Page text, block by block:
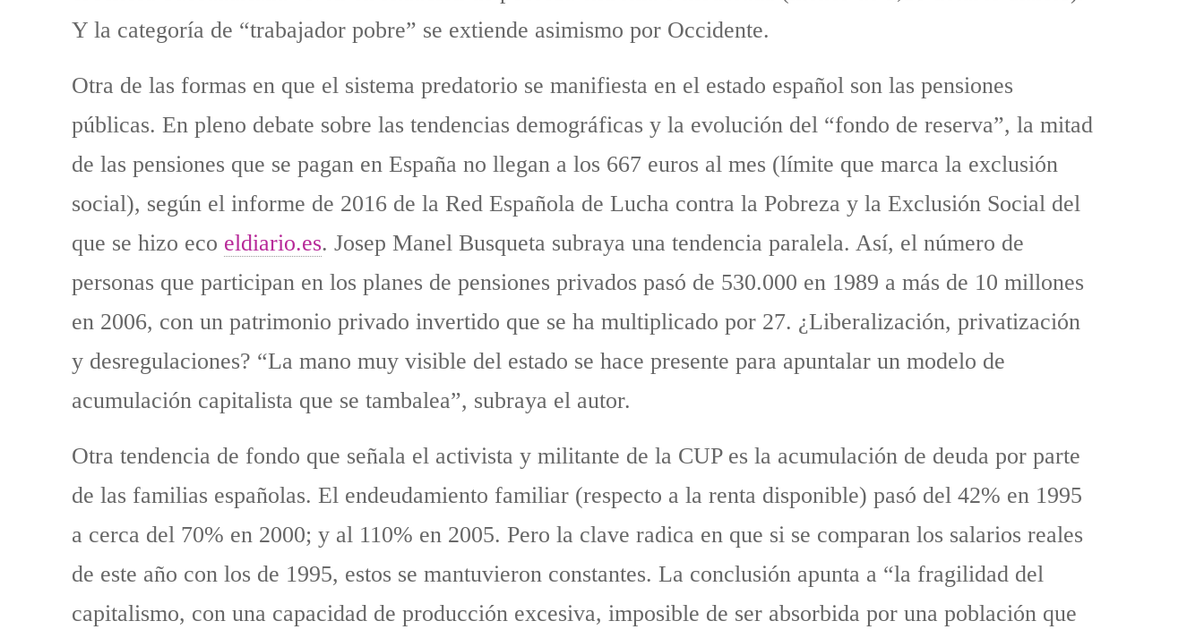
Y la categoría de “trabajador pobre” se extiende asimismo por Occidente.
Otra de las formas en que el sistema predatorio se manifiesta en el estado español son las pensiones
públicas. En pleno debate sobre las tendencias demográficas y la evolución del “fondo de reserva”, la mitad
de las pensiones que se pagan en España no llegan a los 667 euros al mes (límite que marca la exclusión
social), según el informe de 2016 de la Red Española de Lucha contra la Pobreza y la Exclusión Social del
que se hizo eco eldiario.es. Josep Manel Busqueta subraya una tendencia paralela. Así, el número de
personas que participan en los planes de pensiones privados pasó de 530.000 en 1989 a más de 10 millones
en 2006, con un patrimonio privado invertido que se ha multiplicado por 27. ¿Liberalización, privatización
y desregulaciones? “La mano muy visible del estado se hace presente para apuntalar un modelo de
acumulación capitalista que se tambalea”, subraya el autor.
Otra tendencia de fondo que señala el activista y militante de la CUP es la acumulación de deuda por parte
de las familias españolas. El endeudamiento familiar (respecto a la renta disponible) pasó del 42% en 1995
a cerca del 70% en 2000; y al 110% en 2005. Pero la clave radica en que si se comparan los salarios reales
de este año con los de 1995, estos se mantuvieron constantes. La conclusión apunta a “la fragilidad del
capitalismo, con una capacidad de producción excesiva, imposible de ser absorbida por una población que